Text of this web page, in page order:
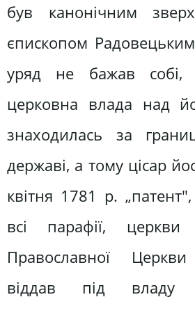
був канонічним
єпископом
уряд не бажав собі,
церковна влада над
знаходилась за
державі, а тому цісар
квітня 1781 р.
всі парафії,
Православної
віддав під владу